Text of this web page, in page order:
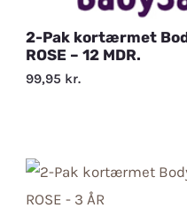
2-Pak kortærmet
ROSE – 12 MDR.
99,95 kr.